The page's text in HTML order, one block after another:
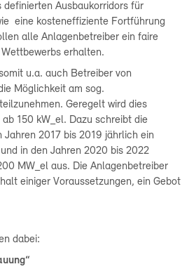
definierten Ausbaukorridors für
eine kosteneffiziente Fortführung
alle Anlagenbetreiber ein faire
erhalten.
u.a. auch Betreiber von
Möglichkeit am sog.
teilzunehmen. Geregelt wird dies
150 kW_el. Dazu schreibt die
Jahren 2017 bis 2019 jährlich ein
in den Jahren 2020 bis 2022
MW_el aus. Die Anlagenbetreiber
einiger Voraussetzungen, ein Gebot
dabei: